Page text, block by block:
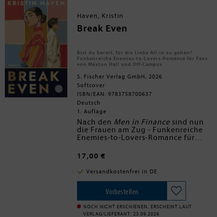
Haven, Kristin
Break Even
Bist du bereit, für die Liebe All-in zu gehen?
Funkenreiche Enemies-to-Lovers-Romance für Fans
von Maxton Hall und Off-Campus
S. Fischer Verlag GmbH, 2026
Softcover
ISBN/EAN: 9783758700637
Deutsch
1. Auflage
Nach den Men in Finance sind nun
die Frauen am Zug - Funkenreiche
Enemies-to-Lovers-Romance für
Campus
einer renommierten Universität in
Maastricht der erste Schritt in eine
Welt voller Möglichkeiten sein.
Doch statt mit ihrem Freund Jannis
in ein neues Leben zu starten, muss
sie nach einer schmerzhaften
Trennung die horrende Summe für
ihre Unterbringung im Student
Palace Hotel irgendwie allein
»Ich hatte noch nie so dringend das
Bedürfnis, mit meinem heißen
Enemie in die Sauna zumüssen
Break Even« Antonia
Wesselingbroken hero
forced proximity
strong fmc
17,00 €
Versandkostenfrei in DE
Vorbestellen
NOCH NICHT ERSCHIENEN. ERSCHEINT LAUT
VERLAG/LIEFERANT: 23.09.2026